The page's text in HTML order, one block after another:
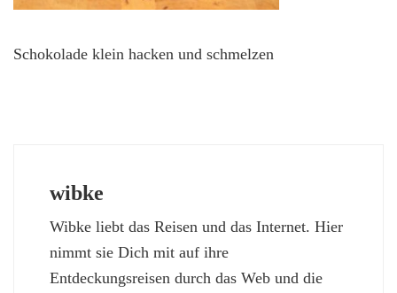
Schokolade klein hacken und schmelzen
wibke
Wibke liebt das Reisen und das Internet. Hier
nimmt sie Dich mit auf ihre
Entdeckungsreisen durch das Web und die